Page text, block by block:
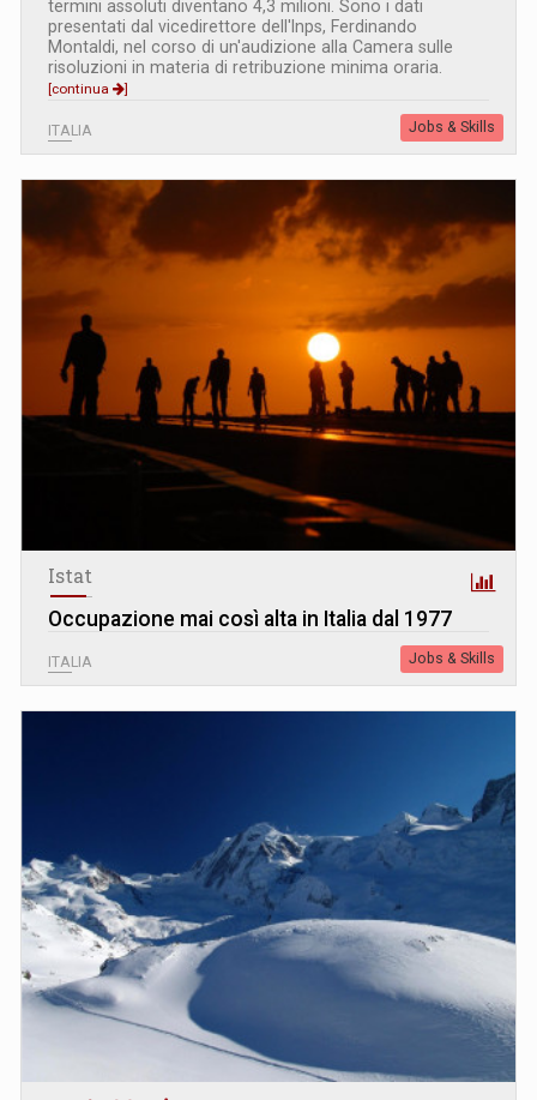
termini assoluti diventano 4,3 milioni. Sono i dati
presentati dal vicedirettore dell'Inps, Ferdinando
Montaldi, nel corso di un'audizione alla Camera sulle
risoluzioni in materia di retribuzione minima oraria.
[continua ]
ITALIA Jobs & Skills
Istat
Occupazione mai così alta in Italia dal 1977
ITALIA Jobs & Skills